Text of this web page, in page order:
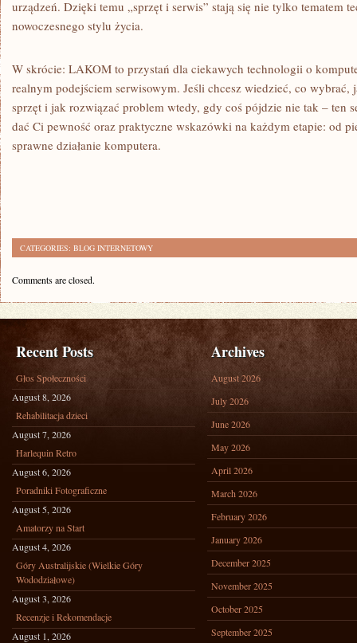
urządzeń. Dzięki temu „sprzęt i serwis” stają się nie tylko tematem
nowoczesnego stylu życia.
W skrócie: LAKOM to przystań dla ciekawych technologii o
realnym podejściem serwisowym. Jeśli chcesz wiedzieć, co
sprzęt i jak rozwiązać problem wtedy, gdy coś pójdzie nie tak – ten
dać Ci pewność oraz praktyczne wskazówki na każdym etapie: od
sprawne działanie komputera.
CATEGORIES: BLOG INTERNETOWY
Comments are closed.
Recent Posts
Głos Społeczności
August 8, 2026
Rehabilitacja dzieci
August 7, 2026
Harlequin Retro
August 6, 2026
Poradniki Fotograficzne
August 5, 2026
Amatorzy na Start
August 4, 2026
Góry Australijskie (Wielkie Góry
Wododziałowe)
August 3, 2026
Recenzje i Rekomendacje
August 1, 2026
Archives
August 2026
July 2026
June 2026
May 2026
April 2026
March 2026
February 2026
January 2026
December 2025
November 2025
October 2025
September 2025